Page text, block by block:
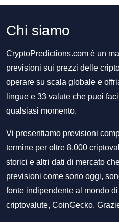
Chi siamo
CryptoPredictions.com è un
previsioni sui prezzi delle
operare su scala globale e
lingue e 33 valute che puoi
qualsiasi momento.
Vi presentiamo previsioni
termine per oltre 8.000
storici e altri dati di mercato
previsioni come sono oggi,
fonte indipendente al mondo
criptovalute, CoinGecko.